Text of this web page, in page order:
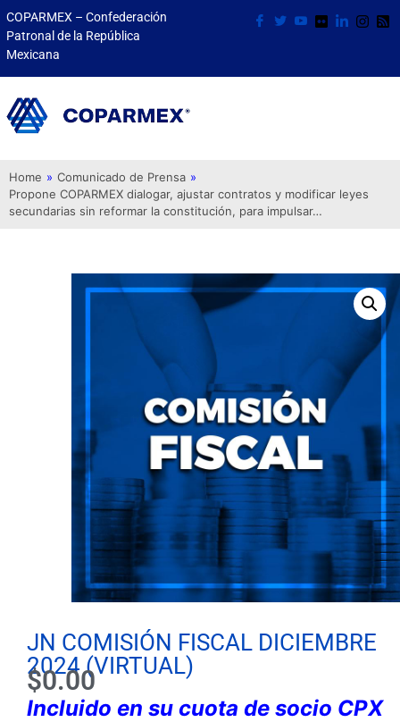
COPARMEX – Confederación
Patronal de la República
Mexicana
Home » Comunicado de Prensa »
Propone COPARMEX dialogar, ajustar contratos y modificar leyes
secundarias sin reformar la constitución, para impulsar…
JN COMISIÓN FISCAL DICIEMBRE
2024 (VIRTUAL)
$0.00
Incluido en su cuota de socio CPX